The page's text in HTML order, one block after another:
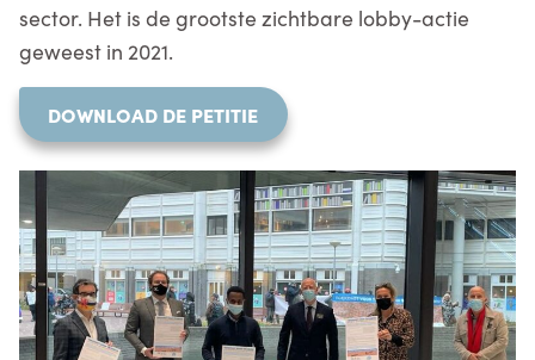
sector. Het is de grootste zichtbare lobby-actie
geweest in 2021.
DOWNLOAD DE PETITIE